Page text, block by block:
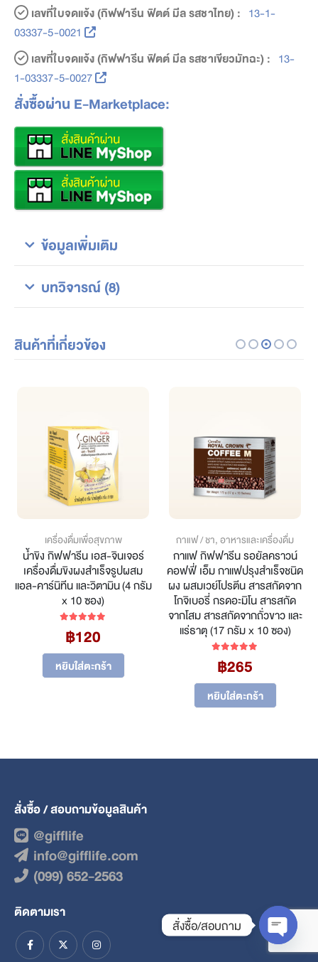
เลขที่ใบจดแจ้ง (กิฟฟารีน ฟิตต์ มีล รสชาไทย) : 13-1-
03337-5-0021
เลขที่ใบจดแจ้ง (กิฟฟารีน ฟิตต์ มีล รสชาเขียวมัทฉะ) : 13-
1-03337-5-0027
สั่งซื้อผ่าน E-Marketplace:
ข้อมูลเพิ่มเติม
บทวิจารณ์ (8)
สินค้าที่เกี่ยวข้อง
เครื่องดื่มเพื่อสุขภาพ
น้ำขิง กิฟฟารีน เอส-จินเจอร์
เครื่องดื่มขิงผงสำเร็จรูปผสม
แอล-คาร์นิทีน และวิตามิน (4 กรัม
x 10 ซอง)
฿120
หยิบใส่ตะกร้า
กาแฟ / ชา,อาหารและเครื่องดื่ม
กาแฟ กิฟฟารีน รอยัลคราวน์
คอฟฟี่ เอ็ม กาแฟปรุงสำเร็จชนิด
ผง ผสมเวย์โปรตีน สารสกัดจาก
โกจิเบอรี่ กรดอะมิโน สารสกัด
จากโสม สารสกัดจากถั่วขาว และ
แร่ธาตุ (17 กรัม x 10 ซอง)
฿265
หยิบใส่ตะกร้า
สั่งซื้อ / สอบถามข้อมูลสินค้า
@gifflife
info@gifflife.com
(099) 652-2563
ติดตามเรา
สั่งซื้อ/สอบถาม
Open